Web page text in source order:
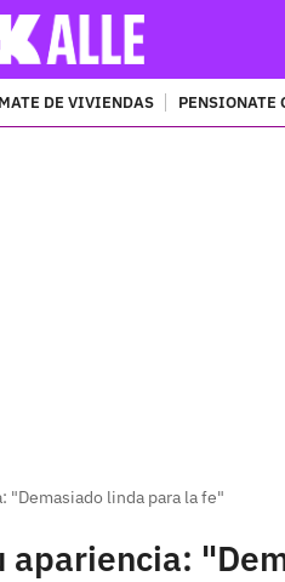
DE VIVIENDAS PENSIONATE
"Demasiado linda para la fe"